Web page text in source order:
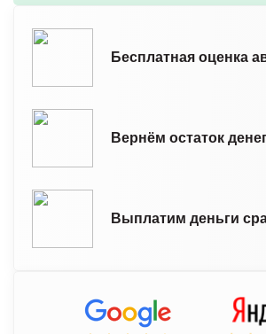
Бесплатная оценка
Вернём остаток
Выплатим деньги